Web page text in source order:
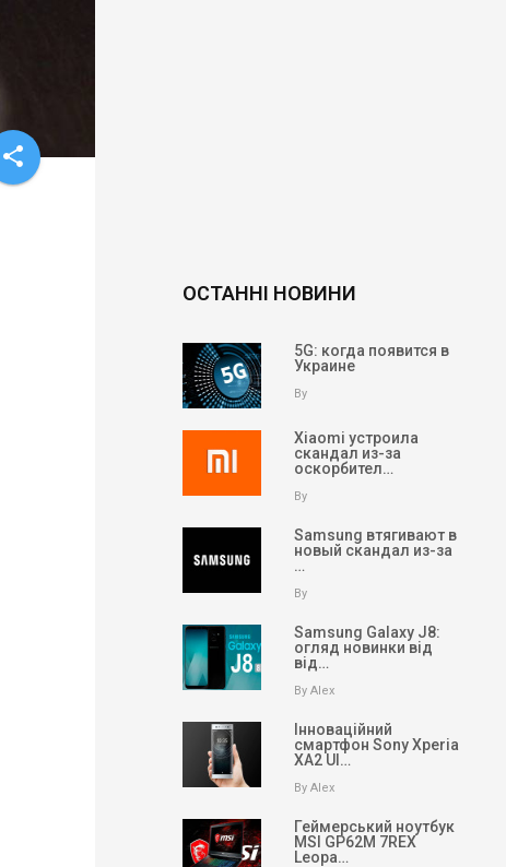
share
ОСТАННІ НОВИНИ
5G: когда появится в
Украине
By
Xiaomi устроила
скандал из-за
оскорбител…
By
Samsung втягивают в
новый скандал из-за
…
By
Samsung Galaxy J8:
огляд новинки від
від…
By Alex
Інноваційний
смартфон Sony Xperia
XA2 Ul…
By Alex
Геймерський ноутбук
MSI GP62M 7REX
Leopa…